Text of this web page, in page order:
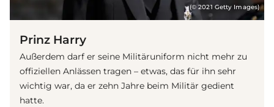
(© 2021 Getty Images)
Prinz Harry
Außerdem darf er seine Militäruniform nicht mehr zu
offiziellen Anlässen tragen – etwas, das für ihn sehr
wichtig war, da er zehn Jahre beim Militär gedient
hatte.